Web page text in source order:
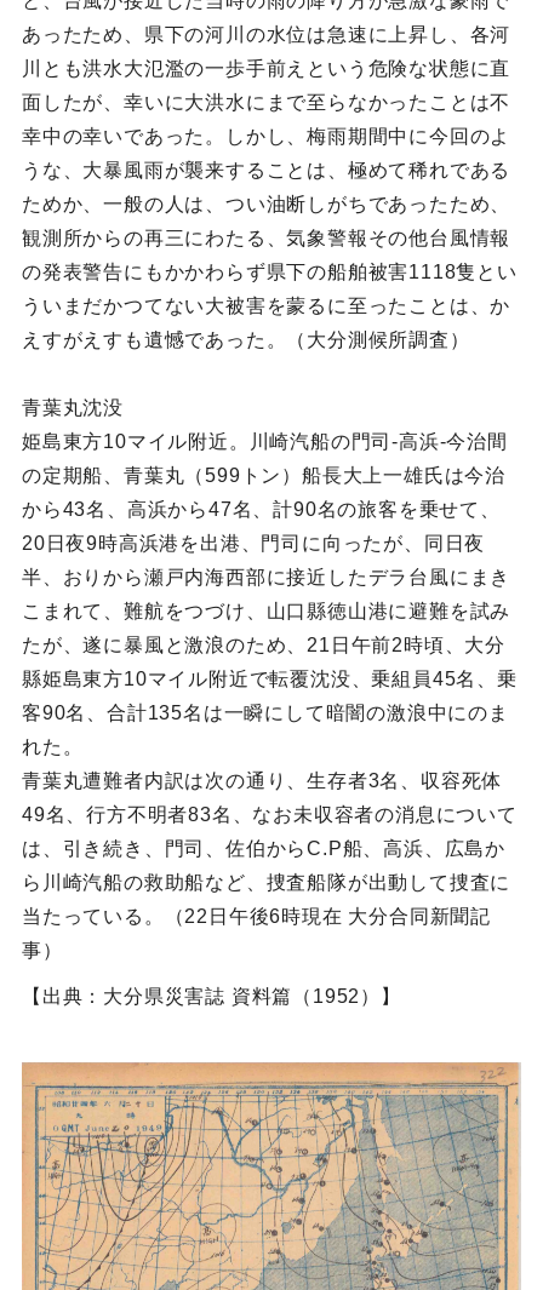
あったため、県下の河川の水位は急速に上昇し、各河
川とも洪水大氾濫の一歩手前えという危険な状態に直
面したが、幸いに大洪水にまで至らなかったことは不
幸中の幸いであった。しかし、梅雨期間中に今回のよ
うな、大暴風雨が襲来することは、極めて稀れである
ためか、一般の人は、つい油断しがちであったため、
観測所からの再三にわたる、気象警報その他台風情報
の発表警告にもかかわらず県下の船舶被害1118隻とい
ういまだかつてない大被害を蒙るに至ったことは、か
えすがえすも遺憾であった。（大分測候所調査）
青葉丸沈没
姫島東方10マイル附近。川崎汽船の門司‐高浜‐今治間
の定期船、青葉丸（599トン）船長大上一雄氏は今治
から43名、高浜から47名、計90名の旅客を乗せて、
20日夜9時高浜港を出港、門司に向ったが、同日夜
半、おりから瀬戸内海西部に接近したデラ台風にまき
こまれて、難航をつづけ、山口縣徳山港に避難を試み
たが、遂に暴風と激浪のため、21日午前2時頃、大分
縣姫島東方10マイル附近で転覆沈没、乗組員45名、乗
客90名、合計135名は一瞬にして暗闇の激浪中にのま
れた。
青葉丸遭難者内訳は次の通り、生存者3名、収容死体
49名、行方不明者83名、なお未収容者の消息について
は、引き続き、門司、佐伯からC.P船、高浜、広島か
ら川崎汽船の救助船など、捜査船隊が出動して捜査に
当たっている。（22日午後6時現在 大分合同新聞記
事）
【出典：大分県災害誌 資料篇（1952）】